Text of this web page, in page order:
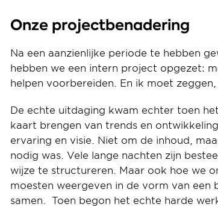
Onze projectbenadering
Na een aanzienlijke periode te hebben
hebben we een intern project opgezet:
helpen voorbereiden. En ik moet
De echte uitdaging kwam echter toen
kaart brengen van trends en
ervaring en visie. Niet om de inhoud,
nodig was. Vele lange nachten zijn
wijze te structureren. Maar ook hoe we
moesten weergeven in de vorm van
samen.  Toen begon het echte harde